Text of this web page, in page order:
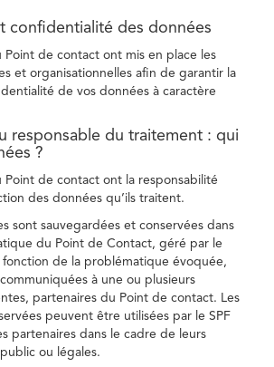
confidentialité des données
Point de contact ont mis en place les
et organisationnelles afin de garantir la
de vos données à caractère
responsable du traitement : qui
?
Point de contact ont la responsabilité
des données qu’ils traitent.
sont sauvegardées et conservées dans
du Point de Contact, géré par le
fonction de la problématique évoquée,
à une ou plusieurs
partenaires du Point de contact. Les
peuvent être utilisées par le SPF
partenaires dans le cadre de leurs
ou légales.